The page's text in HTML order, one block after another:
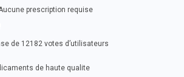
prescription requise
de 12182 votes d’utilisateurs
de haute qualite